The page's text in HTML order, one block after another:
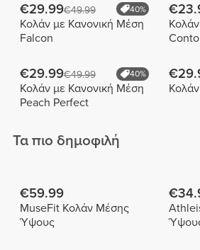
€29.99€49.99 40%
Κολάν με Κανονική Μέση
Falcon
€29.99€49.99 40%
Κολάν με Κανονική Μέση
Peach Perfect
Τα πιο δημοφιλή
€59.99
MuseFit Κολάν Μέσης
Ύψους